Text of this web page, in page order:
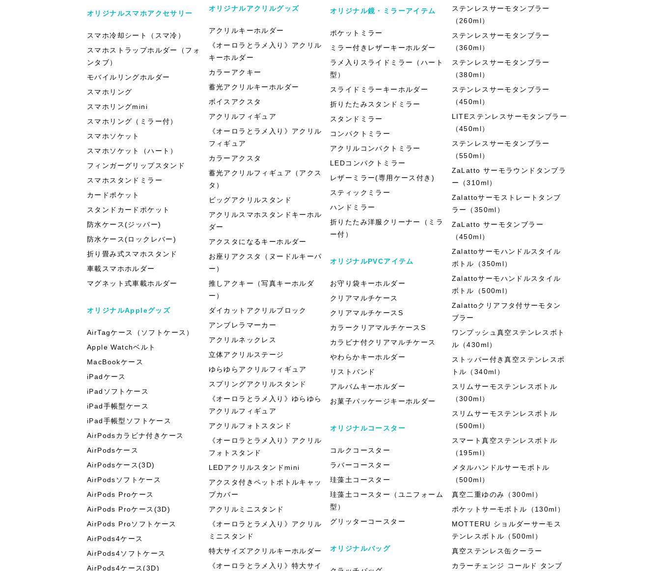
オリジナルスマホアクセサリー
スマホ冷却シート（スマ冷）
スマホストラップホルダー（フォ
ンタブ）
モバイルリングホルダー
スマホリング
スマホリングmini
スマホリング（ミラー付）
スマホソケット
スマホソケット（ハート）
フィンガーグリップスタンド
スマホスタンドミラー
カードポケット
スタンドカードポケット
防水ケース(ジッパー)
防水ケース(ロックレバー)
折り畳み式スマホスタンド
車載スマホホルダー
マグネット式車載ホルダー
オリジナルAppleグッズ
AirTagケース（ソフトケース）
Apple Watchベルト
MacBookケース
iPadケース
iPadソフトケース
iPad手帳型ケース
iPad手帳型ソフトケース
AirPodsカラビナ付きケース
AirPodsケース
AirPodsケース(3D)
AirPodsソフトケース
AirPods Proケース
AirPods Proケース(3D)
AirPods Proソフトケース
AirPods4ケース
AirPods4ソフトケース
AirPods4ケース(3D)
オリジナルアクリルグッズ
アクリルキーホルダー
《オーロラとラメ入り》アクリル
キーホルダー
カラーアクキー
蓄光アクリルキーホルダー
ボイスアクスタ
アクリルフィギュア
《オーロラとラメ入り》アクリル
フィギュア
カラーアクスタ
蓄光アクリルフィギュア（アクス
タ）
ビッグアクリルスタンド
アクリルスマホスタンドキーホル
ダー
アクスタになるキーホルダー
お座りアクスタ（ヌードルキーパ
ー）
推しアクキー（写真キーホルダ
ー）
ダイカットアクリルブロック
アンブレラマーカー
アクリルネックレス
立体アクリルステージ
ゆらゆらアクリルフィギュア
スプリングアクリルスタンド
《オーロラとラメ入り》ゆらゆら
アクリルフィギュア
アクリルフォトスタンド
《オーロラとラメ入り》アクリル
フォトスタンド
LEDアクリルスタンドmini
アクスタ付きペットボトルキャッ
プカバー
アクリルミニスタンド
《オーロラとラメ入り》アクリル
ミニスタンド
特大サイズアクリルキーホルダー
《オーロラとラメ入り》特大サイ
オリジナル鏡・ミラーアイテム
ポケットミラー
ミラー付きレザーキーホルダー
ラメ入りスライドミラー（ハート
型）
スライドミラーキーホルダー
折りたたみスタンドミラー
スタンドミラー
コンパクトミラー
アクリルコンパクトミラー
LEDコンパクトミラー
レザーミラー(専用ケース付き)
スティックミラー
ハンドミラー
折りたたみ洋服クリーナー（ミラ
ー付）
オリジナルPVCアイテム
お守り袋キーホルダー
クリアマルチケース
クリアマルチケースS
カラークリアマルチケースS
カラビナ付クリアマルチケース
やわらかキーホルダー
リストバンド
アルバムキーホルダー
お菓子パッケージキーホルダー
オリジナルコースター
コルクコースター
ラバーコースター
珪藻土コースター
珪藻土コースター（ユニフォーム
型）
グリッターコースター
オリジナルバッグ
ステンレスサーモタンブラー
（260ml）
ステンレスサーモタンブラー
（360ml）
ステンレスサーモタンブラー
（380ml）
ステンレスサーモタンブラー
（450ml）
LITEステンレスサーモタンブラー
（450ml）
ステンレスサーモタンブラー
（550ml）
ZaLatto サーモラウンドタンブラ
ー（310ml）
Zalattoサーモストレートタンブ
ラー（350ml）
ZaLatto サーモタンブラー
（450ml）
Zalattoサーモハンドルスタイル
ボトル（350ml）
Zalattoサーモハンドルスタイル
ボトル（500ml）
Zalattoクリアフタ付サーモタン
ブラー
ワンプッシュ真空ステンレスボト
ル（430ml）
ストッパー付き真空ステンレスボ
トル（340ml）
スリムサーモステンレスボトル
（300ml）
スリムサーモステンレスボトル
（500ml）
スマート真空ステンレスボトル
（195ml）
メタルハンドルサーモボトル
（500ml）
真空二重ゆのみ（300ml）
ポケットサーモボトル（130ml）
MOTTERU ショルダーサーモス
テンレスボトル（500ml）
真空ステンレス缶クーラー
カラーチェンジ コールド タンブ